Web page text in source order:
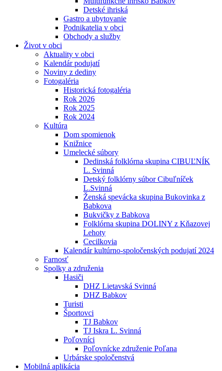
Detské ihriská
Gastro a ubytovanie
Podnikatelia v obci
Obchody a služby
Život v obci
Aktuality v obci
Kalendár podujatí
Noviny z dediny
Fotogaléria
Historická fotogaléria
Rok 2026
Rok 2025
Rok 2024
Kultúra
Dom spomienok
Knižnice
Umelecké súbory
Dedinská folklórna skupina CIBUĽNÍK
L. Svinná
Detský folklórny súbor Cibuľníček
L.Svinná
Ženská spevácka skupina Bukovinka z
Babkova
Bukvičky z Babkova
Folklórna skupina DOLINY z Kňazovej
Lehoty
Cecilkovia
Kalendár kultúrno-spoločenských podujatí 2024
Farnosť
Spolky a združenia
Hasiči
DHZ Lietavská Svinná
DHZ Babkov
Turisti
Športovci
TJ Babkov
TJ Iskra L. Svinná
Poľovníci
Poľovnícke združenie Poľana
Urbárske spoločenstvá
Mobilná aplikácia